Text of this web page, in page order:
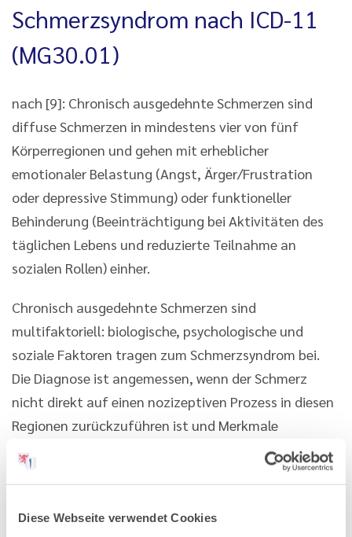
Diese Webseite verwendet Cookies
Schmerzsyndrom nach ICD-11
(MG30.01)
nach [9]: Chronisch ausgedehnte Schmerzen sind
diffuse Schmerzen in mindestens vier von fünf
Körperregionen und gehen mit erheblicher
emotionaler Belastung (Angst, Ärger/Frustration
oder depressive Stimmung) oder funktioneller
Behinderung (Beeinträchtigung bei Aktivitäten des
täglichen Lebens und reduzierte Teilnahme an
sozialen Rollen) einher.
Chronisch ausgedehnte Schmerzen sind
multifaktoriell: biologische, psychologische und
soziale Faktoren tragen zum Schmerzsyndrom bei.
Die Diagnose ist angemessen, wenn der Schmerz
nicht direkt auf einen nozizeptiven Prozess in diesen
Regionen zurückzuführen ist und Merkmale
vorhanden sind, die mit noziplastischen Schmerzen
übereinstimmen und psychologische und soziale